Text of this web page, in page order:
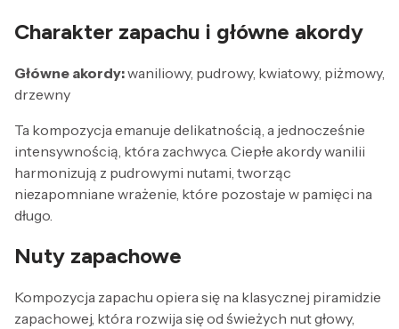
Charakter zapachu i główne akordy
Główne akordy:waniliowy, pudrowy, kwiatowy, piżmowy,
drzewny
Ta kompozycja emanuje delikatnością, a jednocześnie
intensywnością, która zachwyca. Ciepłe akordy wanilii
harmonizują z pudrowymi nutami, tworząc
niezapomniane wrażenie, które pozostaje w pamięci na
długo.
Nuty zapachowe
Kompozycja zapachu opiera się na klasycznej piramidzie
zapachowej, która rozwija się od świeżych nut głowy,